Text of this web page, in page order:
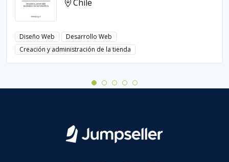
Chile
Diseño Web
Desarrollo Web
Creación y administración de la tienda